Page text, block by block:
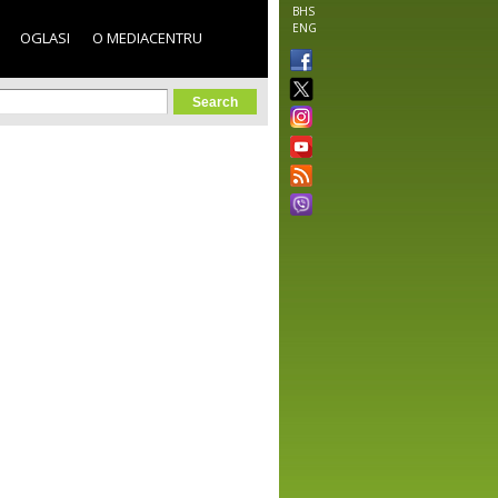
BHS
ENG
OGLASI O MEDIACENTRU